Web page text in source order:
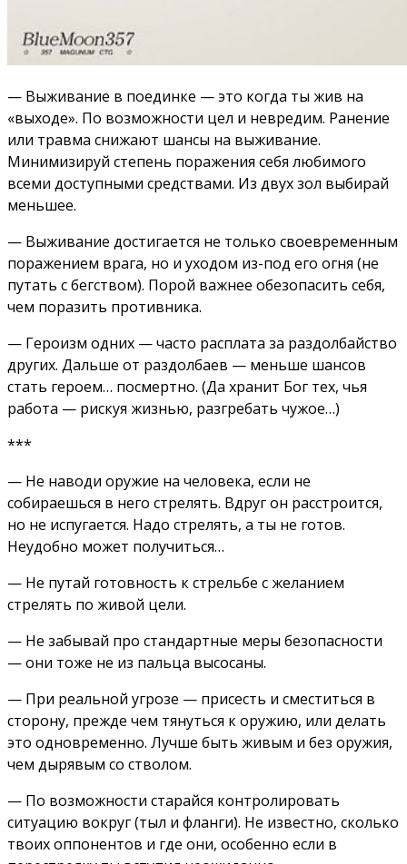
— Выживание в поединке — это когда ты жив на
«выходе». По возможности цел и невредим. Ранение
или травма снижают шансы на выживание.
Минимизируй степень поражения себя любимого
всеми доступными средствами. Из двух зол выбирай
меньшее.
— Выживание достигается не только своевременным
поражением врага, но и уходом из-под его огня (не
путать с бегством). Порой важнее обезопасить себя,
чем поразить противника.
— Героизм одних — часто расплата за раздолбайство
других. Дальше от раздолбаев — меньше шансов
стать героем… посмертно. (Да хранит Бог тех, чья
работа — рискуя жизнью, разгребать чужое…)
***
— Не наводи оружие на человека, если не
собираешься в него стрелять. Вдруг он расстроится,
но не испугается. Надо стрелять, а ты не готов.
Неудобно может получиться…
— Не путай готовность к стрельбе с желанием
стрелять по живой цели.
— Не забывай про стандартные меры безопасности
— они тоже не из пальца высосаны.
— При реальной угрозе — присесть и сместиться в
сторону, прежде чем тянуться к оружию, или делать
это одновременно. Лучше быть живым и без оружия,
чем дырявым со стволом.
— По возможности старайся контролировать
ситуацию вокруг (тыл и фланги). Не известно, сколько
твоих оппонентов и где они, особенно если в